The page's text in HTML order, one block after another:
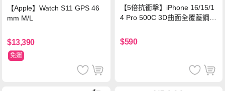
【Apple】Watch S11 GPS 46
mm M/L
$13,390
免運
【5倍抗衝擊】iPhone 16/15/1
4 Pro 500C 3D曲面全覆蓋鋼化
保護貼
$590